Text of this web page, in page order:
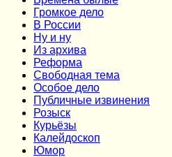
Громкое дело
В России
Ну и ну
Из архива
Реформа
Cвободная тема
Особое дело
Публичные извинения
Розыск
Курьёзы
Калейдоскоп
Юмор